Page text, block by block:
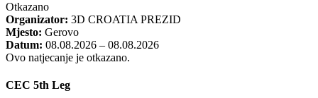
Otkazano
Organizator: 3D CROATIA PREZID
Mjesto: Gerovo
Datum: 08.08.2026 – 08.08.2026
Ovo natjecanje je otkazano.
CEC 5th Leg